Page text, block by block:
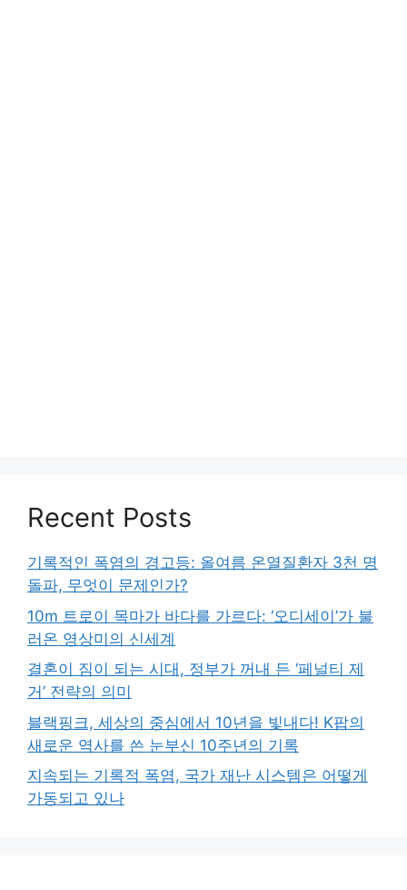
Recent Posts
기록적인 폭염의 경고등: 올여름 온열질환자 3천 명
돌파, 무엇이 문제인가?
10m 트로이 목마가 바다를 가르다: ‘오디세이’가 불
러온 영상미의 신세계
결혼이 짐이 되는 시대, 정부가 꺼내 든 ‘페널티 제
거’ 전략의 의미
블랙핑크, 세상의 중심에서 10년을 빛내다! K팝의
새로운 역사를 쓴 눈부신 10주년의 기록
지속되는 기록적 폭염, 국가 재난 시스템은 어떻게
가동되고 있나